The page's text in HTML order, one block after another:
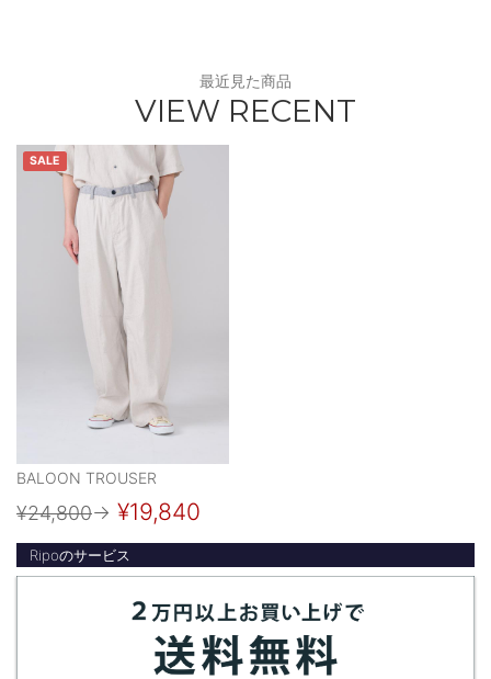
最近見た商品
VIEW RECENT
SALE
BALOON TROUSER
¥24,800→ ¥19,840
Ripoのサービス